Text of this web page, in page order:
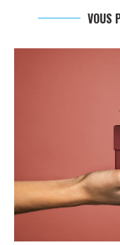
VOUS